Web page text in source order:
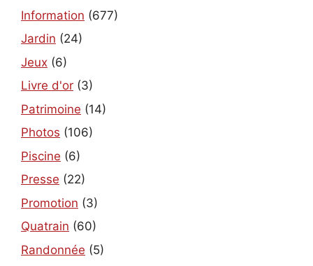
Information (677)
Jardin (24)
Jeux (6)
Livre d'or (3)
Patrimoine (14)
Photos (106)
Piscine (6)
Presse (22)
Promotion (3)
Quatrain (60)
Randonnée (5)